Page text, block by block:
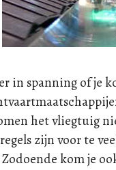
in spanning of je
het vliegtuig
zijn voor te
kom je